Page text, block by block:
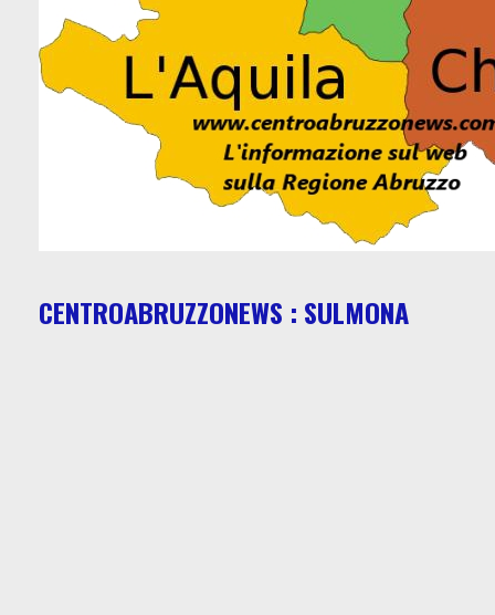
CENTROABRUZZONEWS : SULMONA